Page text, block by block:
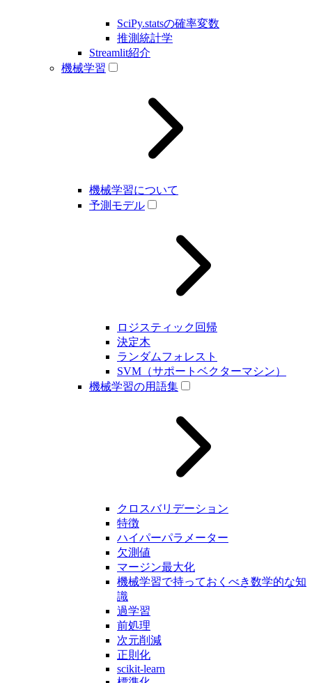
SciPy.statsの確率変数
推測統計学
Streamlit紹介
機械学習
機械学習について
予測モデル
ロジスティック回帰
決定木
ランダムフォレスト
SVM（サポートベクターマシン）
機械学習の用語集
クロスバリデーション
特徴
ハイパーパラメーター
欠測値
マージン最大化
機械学習で持っておくべき数学的な知
識
過学習
前処理
次元削減
正則化
scikit-learn